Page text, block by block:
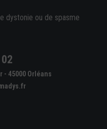
dystonie ou de spasme
- 45000 Orléans